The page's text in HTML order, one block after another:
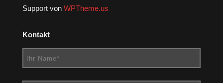
Support von WPTheme.us
Kontakt